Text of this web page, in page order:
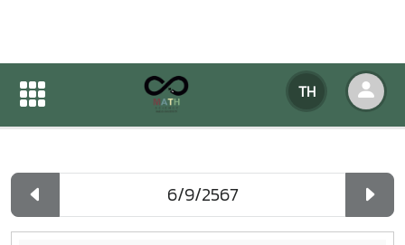
TH
ปฏิทินกิจกรรมของหน่วยงาน
ปฏิทินกิจกรรมของหน่วยงาน